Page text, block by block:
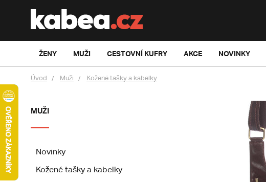
ŽENY MUŽI CESTOVNÍ KUFRY AKCE NOVINKY
Úvod Muži Kožené tašky a kabelky
MUŽI
Novinky
Kožené tašky a kabelky